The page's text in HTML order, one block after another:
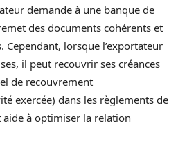
demande à une banque de
des documents cohérents et
lorsque l’exportateur
il peut recouvrir ses créances
de recouvrement
exercée) dans les règlements de
à optimiser la relation